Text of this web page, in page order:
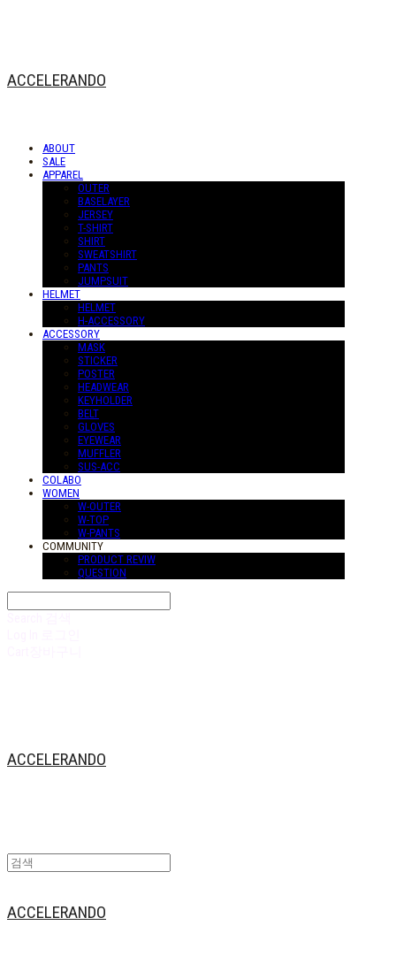
ACCELERANDO
ABOUT
SALE
APPAREL
OUTER
BASELAYER
JERSEY
T-SHIRT
SHIRT
SWEATSHIRT
PANTS
JUMPSUIT
HELMET
HELMET
H-ACCESSORY
ACCESSORY
MASK
STICKER
POSTER
HEADWEAR
KEYHOLDER
BELT
GLOVES
EYEWEAR
MUFFLER
SUS-ACC
COLABO
WOMEN
W-OUTER
W-TOP
W-PANTS
COMMUNITY
PRODUCT REVIW
QUESTION
ACCELERANDO
ACCELERANDO